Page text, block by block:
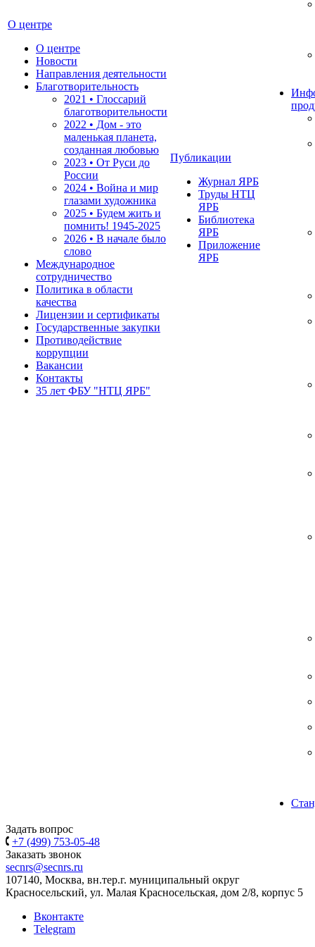
О центре
О центре
Новости
Направления деятельности
Благотворительность
2021 • Глоссарий
благотворительности
2022 • Дом - это
маленькая планета,
созданная любовью
2023 • От Руси до
России
2024 • Война и мир
глазами художника
2025 • Будем жить и
помнить! 1945-2025
2026 • В начале было
слово
Международное
сотрудничество
Политика в области
качества
Лицензии и сертификаты
Государственные закупки
Противодействие
коррупции
Вакансии
Контакты
35 лет ФБУ "НТЦ ЯРБ"
Публикации
Журнал ЯРБ
Труды НТЦ
ЯРБ
Библиотека
ЯРБ
Приложение
ЯРБ
Задать вопрос
+7 (499) 753-05-48
Заказать звонок
secnrs@secnrs.ru
107140, Москва, вн.тер.г. муниципальный округ
Красносельский, ул. Малая Красносельская, дом 2/8, корпус 5
Вконтакте
Telegram